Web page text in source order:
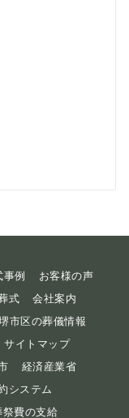
事例
お客様の声
式
会社案内
市区の葬儀情報
サイトマップ
経済産業省
システム
祭費の支給